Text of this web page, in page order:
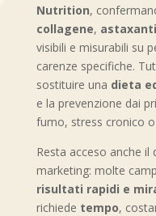
Nutrition,
collagene,
visibili e misurabili su
carenze specifiche.
sostituire una dieta
e la prevenzione dai
fumo, stress cronico
Resta acceso anche
marketing: molte
risultati rapidi e
richiede tempo,